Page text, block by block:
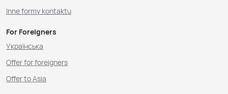
Inne formy kontaktu
For Foreigners
Українська
Offer for foreigners
Offer to Asia